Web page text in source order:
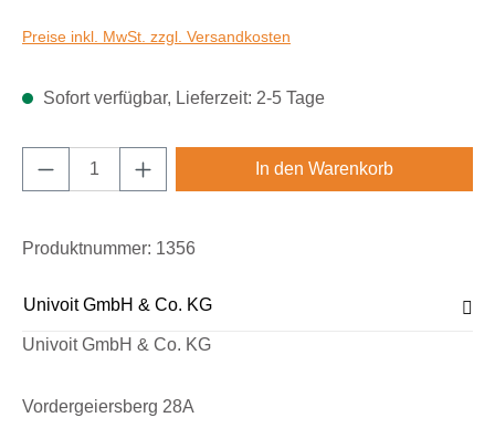
Preise inkl. MwSt. zzgl. Versandkosten
Sofort verfügbar, Lieferzeit: 2-5 Tage
Produkt Anzahl: Gib den gewünschten
In den Warenkorb
Produktnummer: 1356
Univoit GmbH & Co. KG
Univoit GmbH & Co. KG
Vordergeiersberg 28A